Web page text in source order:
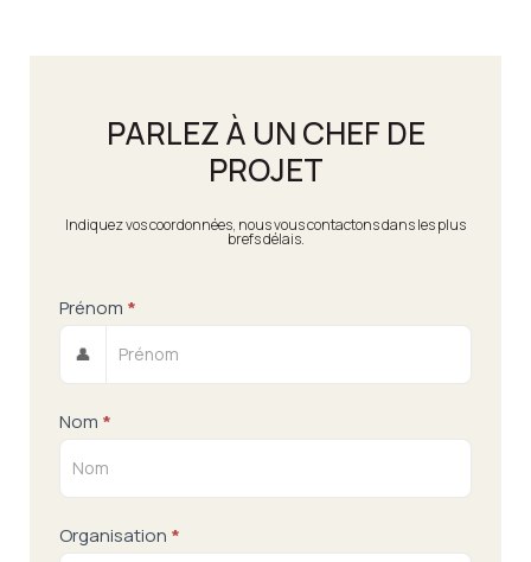
PARLEZ À UN CHEF DE
PROJET
Indiquez vos coordonnées, nous vous contactons dans les plus
brefs délais.
Contact
Hôtellerie
Prénom *
👤
Nom *
Organisation *